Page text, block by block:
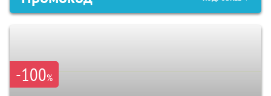
-100%